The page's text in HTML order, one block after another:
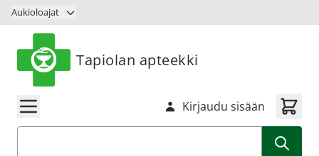
Siirry sisältöön
Aukioloajat
Tapiolan apteekki
Kirjaudu sisään